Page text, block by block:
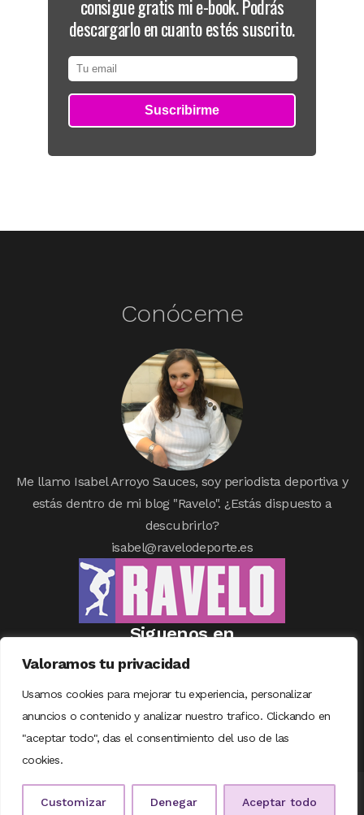
Valoramos tu privacidad
Usamos cookies para mejorar tu experiencia, personalizar
anuncios o contenido y analizar nuestro trafico. Clickando en
"aceptar todo", das el consentimiento del uso de las
cookies.
Customizar Denegar Aceptar todo
consigue gratis mi e-book. Podrás
descargarlo en cuanto estés suscrito.
Conóceme
Me llamo Isabel Arroyo Sauces, soy periodista deportiva y
estás dentro de mi blog "Ravelo". ¿Estás dispuesto a
descubrirlo?
isabel@ravelodeporte.es
Siguenos en